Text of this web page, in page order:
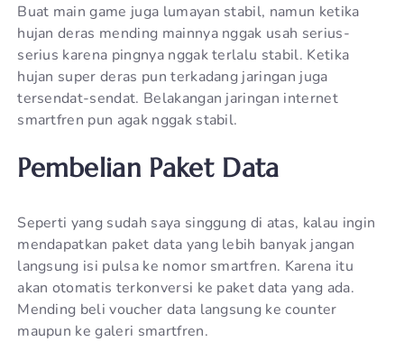
Buat main game juga lumayan stabil, namun ketika
hujan deras mending mainnya nggak usah serius-
serius karena pingnya nggak terlalu stabil. Ketika
hujan super deras pun terkadang jaringan juga
tersendat-sendat. Belakangan jaringan internet
smartfren pun agak nggak stabil.
Pembelian Paket Data
Seperti yang sudah saya singgung di atas, kalau ingin
mendapatkan paket data yang lebih banyak jangan
langsung isi pulsa ke nomor smartfren. Karena itu
akan otomatis terkonversi ke paket data yang ada.
Mending beli voucher data langsung ke counter
maupun ke galeri smartfren.